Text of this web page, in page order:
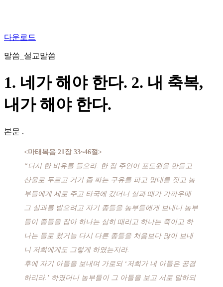
다운로드
말씀_설교말씀
1. 네가 해야 한다. 2. 내 축복,
내가 해야 한다.
본문 .
<마태복음 21장 33~46절>
“다시 한 비유를 들으라. 한 집 주인이 포도원을 만들고
산울로 두르고 거기 즙 짜는 구유를 파고 망대를 짓고 농
부들에게 세로 주고 타국에 갔더니 실과 때가 가까우매
그 실과를 받으려고 자기 종들을 농부들에게 보내니 농부
들이 종들을 잡아 하나는 심히 때리고 하나는 죽이고 하
나는 돌로 쳤거늘 다시 다른 종들을 처음보다 많이 보내
니 저희에게도 그렇게 하였는지라.
후에 자기 아들을 보내며 가로되 ‘저희가 내 아들은 공경
하리라.’ 하였더니 농부들이 그 아들을 보고 서로 말하되